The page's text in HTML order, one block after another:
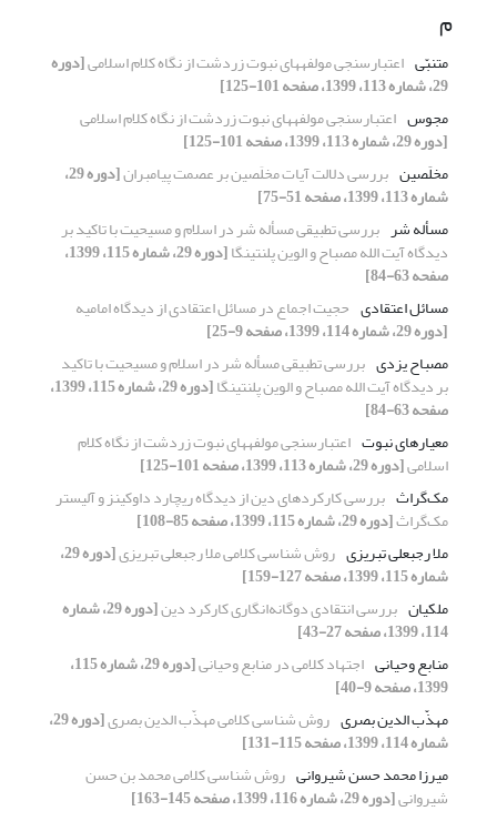
م
متنبّی اعتبارسنجی مولفه‏های نبوت زردشت از نگاه کلام اسلامی[دوره
29، شماره 113، 1399، صفحه 101-125]
مجوس اعتبارسنجی مولفه‏های نبوت زردشت از نگاه کلام اسلامی
[دوره 29، شماره 113، 1399، صفحه 101-125]
مخلَصین بررسی دلالت آیات مخلَصین بر عصمت پیامبران [دوره 29،
شماره 113، 1399، صفحه 51-75]
مسأله شر بررسی تطبیقی مسأله شر در اسلام و مسیحیت با تاکید بر
دیدگاه آیت الله مصباح و الوین پلنتینگا [دوره 29، شماره 115، 1399،
صفحه 63-84]
مسائل اعتقادی حجیت اجماع در مسائل اعتقادی از دیدگاه امامیه
[دوره 29، شماره 114، 1399، صفحه 9-25]
مصباح یزدی بررسی تطبیقی مسأله شر در اسلام و مسیحیت با تاکید
بر دیدگاه آیت الله مصباح و الوین پلنتینگا [دوره 29، شماره 115، 1399،
صفحه 63-84]
معیارهای نبوت اعتبارسنجی مولفه‏های نبوت زردشت از نگاه کلام
اسلامی[دوره 29، شماره 113، 1399، صفحه 101-125]
مک‌گراث بررسی کارکردهای دین از دیدگاه ریچارد داوکینز و آلیستر
مک‌گراث[دوره 29، شماره 115، 1399، صفحه 85-108]
ملا رجبعلی تبریزی روش شناسی کلامی ملا رجبعلی تبریزی [دوره 29،
شماره 115، 1399، صفحه 127-159]
ملکیان بررسی انتقادی دوگانه‌انگاری کارکرد دین [دوره 29، شماره
114، 1399، صفحه 27-43]
منابع وحیانی اجتهاد کلامی در منابع وحیانی [دوره 29، شماره 115،
1399، صفحه 9-40]
مهذّب الدین بصری روش شناسی کلامی مهذّب الدین بصری [دوره 29،
شماره 114، 1399، صفحه 115-131]
میرزا محمد حسن شیروانی روش شناسی کلامی محمد بن حسن
شیروانی[دوره 29، شماره 116، 1399، صفحه 145-163]